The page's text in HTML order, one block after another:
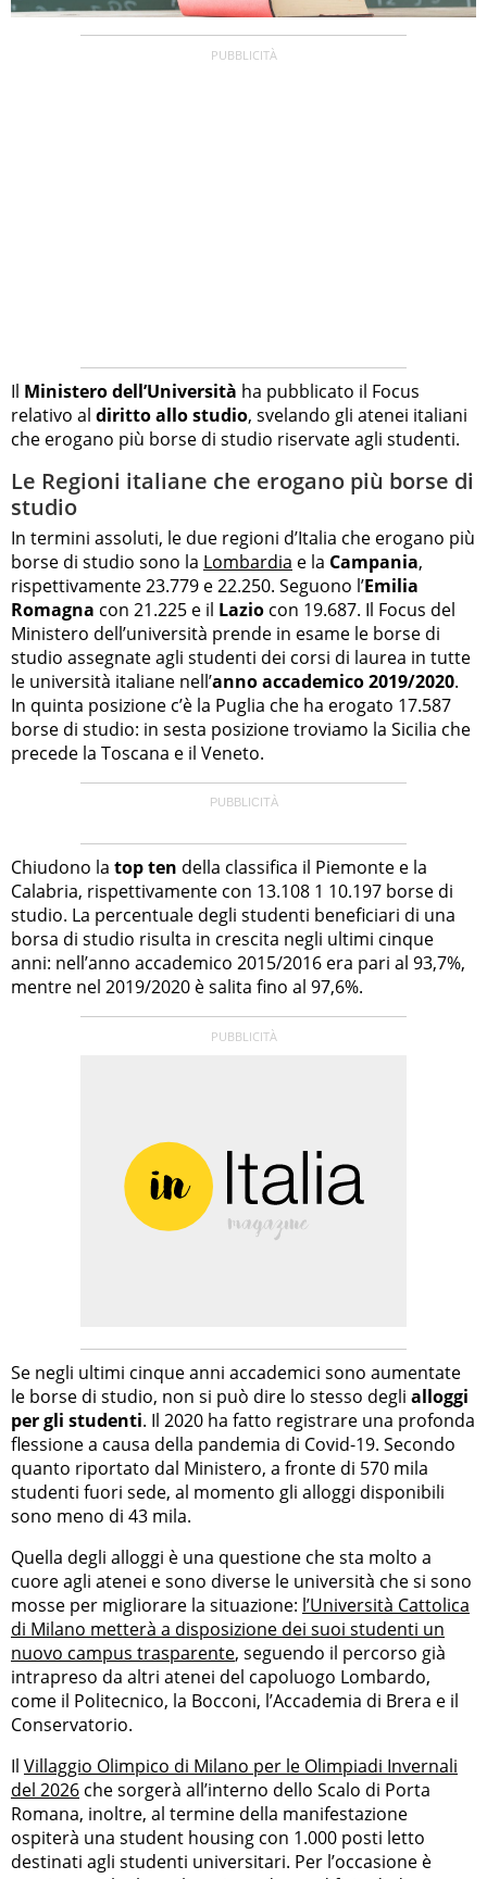
Il Ministero dell’Università ha pubblicato il Focus
relativo al diritto allo studio, svelando gli atenei italiani
che erogano più borse di studio riservate agli studenti.
Le Regioni italiane che erogano più borse di
studio
In termini assoluti, le due regioni d’Italia che erogano più
borse di studio sono la Lombardia e la Campania,
rispettivamente 23.779 e 22.250. Seguono l’Emilia
Romagna con 21.225 e il Lazio con 19.687. Il Focus del
Ministero dell’università prende in esame le borse di
studio assegnate agli studenti dei corsi di laurea in tutte
le università italiane nell’anno accademico 2019/2020.
In quinta posizione c’è la Puglia che ha erogato 17.587
borse di studio: in sesta posizione troviamo la Sicilia che
precede la Toscana e il Veneto.
Chiudono la top ten della classifica il Piemonte e la
Calabria, rispettivamente con 13.108 1 10.197 borse di
studio. La percentuale degli studenti beneficiari di una
borsa di studio risulta in crescita negli ultimi cinque
anni: nell’anno accademico 2015/2016 era pari al 93,7%,
mentre nel 2019/2020 è salita fino al 97,6%.
Se negli ultimi cinque anni accademici sono aumentate
le borse di studio, non si può dire lo stesso degli alloggi
per gli studenti. Il 2020 ha fatto registrare una profonda
flessione a causa della pandemia di Covid-19. Secondo
quanto riportato dal Ministero, a fronte di 570 mila
studenti fuori sede, al momento gli alloggi disponibili
sono meno di 43 mila.
Quella degli alloggi è una questione che sta molto a
cuore agli atenei e sono diverse le università che si sono
mosse per migliorare la situazione: l’Università Cattolica
di Milano metterà a disposizione dei suoi studenti un
nuovo campus trasparente, seguendo il percorso già
intrapreso da altri atenei del capoluogo Lombardo,
come il Politecnico, la Bocconi, l’Accademia di Brera e il
Conservatorio.
Il Villaggio Olimpico di Milano per le Olimpiadi Invernali
del 2026 che sorgerà all’interno dello Scalo di Porta
Romana, inoltre, al termine della manifestazione
ospiterà una student housing con 1.000 posti letto
destinati agli studenti universitari. Per l’occasione è